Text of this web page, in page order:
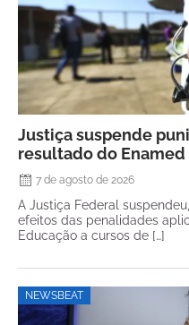
Justiça suspende
resultado do Enamed
7 de agosto de 2026
A Justiça Federal
efeitos das penalidades
Educação a cursos de […]
NEWSBEAT